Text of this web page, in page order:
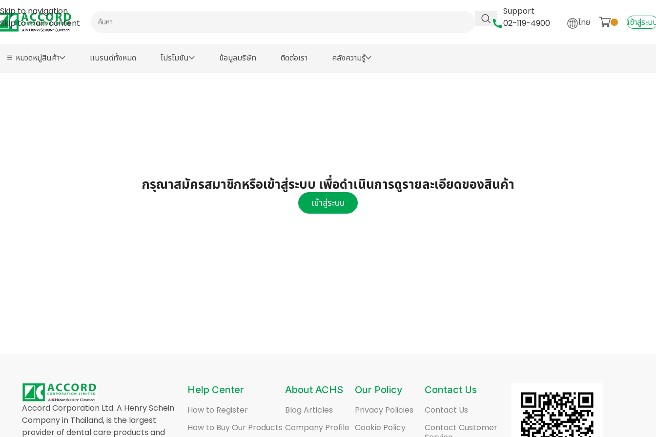
Skip to navigation
Skip to main content
Support
02-119-4900
ไทย เข้าสู่ระบ
หมวดหมู่สินค้า เเบรนด์ทั้งหมด โปรโมชัน ข้อมูลบริษัท ติดต่อเรา คลังความรู้
กรุณาสมัครสมาชิกหรือเข้าสู่ระบบ เพื่อดำเนินการดูรายละเอียดของสินค้า
เข้าสู่ระบบ
Accord Corporation Ltd. A Henry Schein
Company in Thailand, is the largest
provider of dental care products and
Help Center
How to Register
How to Buy Our Products
About ACHS
Blog Articles
Company Profile
Our Policy
Privacy Policies
Cookie Policy
Contact Us
Contact Us
Contact Customer